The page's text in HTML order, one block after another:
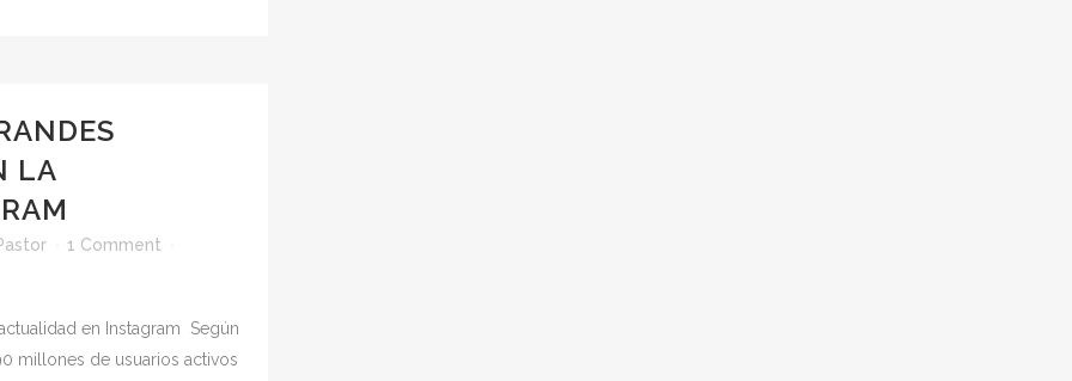
LA
1 Comment
en Instagram Según
millones de usuarios activos